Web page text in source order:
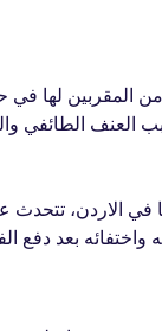
لها في
العنف الطائفي
في الاردن،
واختفائه بعد